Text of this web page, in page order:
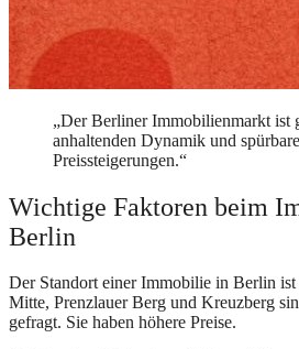
„Der Berliner Immobilienmarkt ist
anhaltenden Dynamik und
Preissteigerungen.“
Wichtige Faktoren beim
Berlin
Der Standort einer Immobilie in Berlin
Mitte, Prenzlauer Berg und Kreuzberg
gefragt. Sie haben höhere Preise.